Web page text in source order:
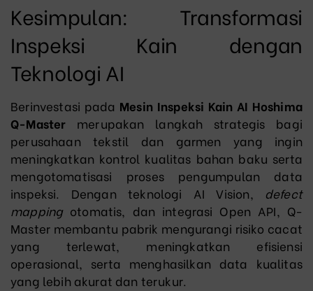
Kesimpulan: Transformasi
Inspeksi Kain dengan
Teknologi AI
Berinvestasi pada Mesin Inspeksi Kain AI Hoshima
Q-Master merupakan langkah strategis bagi
perusahaan tekstil dan garmen yang ingin
meningkatkan kontrol kualitas bahan baku serta
mengotomatisasi proses pengumpulan data
inspeksi. Dengan teknologi AI Vision, defect
mappingotomatis, dan integrasi Open API, Q-
Master membantu pabrik mengurangi risiko cacat
yang terlewat, meningkatkan efisiensi
operasional, serta menghasilkan data kualitas
yang lebih akurat dan terukur.